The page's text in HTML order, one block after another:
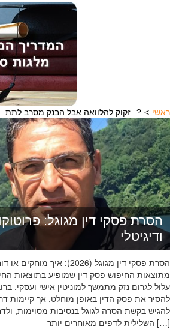
ראשי זקוק להלוואה אבל הבנק מסרב לתת?
הסרת פסקי דין מגוגל:
ודיגיטלי
הסרת פסקי דין מגוגל (2026): איך
מתוצאות החיפוש פסק דין שמופיע בתוצאות
עלול לגרום נזק מתמשך למוניטין אישי ועסקי.
להסיר את פסק הדין באופן מוחלט, אך קיימות
להגיש בקשת הסרה לגוגל בנסיבות מסוימות,
השלילית לדפים מאוחרים יותר […]